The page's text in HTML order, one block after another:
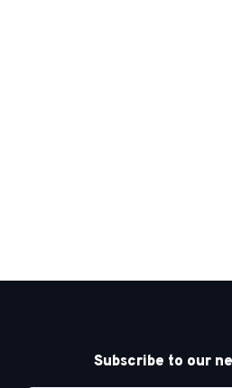
Subscribe to our